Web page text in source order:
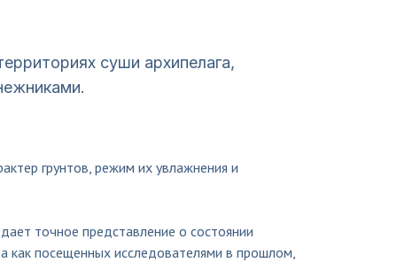
суши архипелага,
грунтов, режим их увлажнения и
точное представление о состоянии
как посещенных исследователями в прошлом,